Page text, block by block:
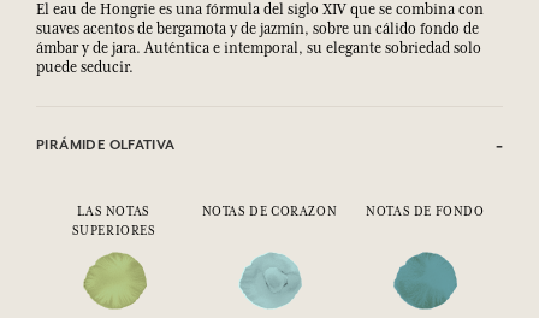
El eau de Hongrie es una fórmula del siglo XIV que se combina con
suaves acentos de bergamota y de jazmín, sobre un cálido fondo de
ámbar y de jara. Auténtica e intemporal, su elegante sobriedad solo
puede seducir.
PIRÁMIDE OLFATIVA
LAS NOTAS
SUPERIORES
NOTAS DE CORAZON NOTAS DE FONDO